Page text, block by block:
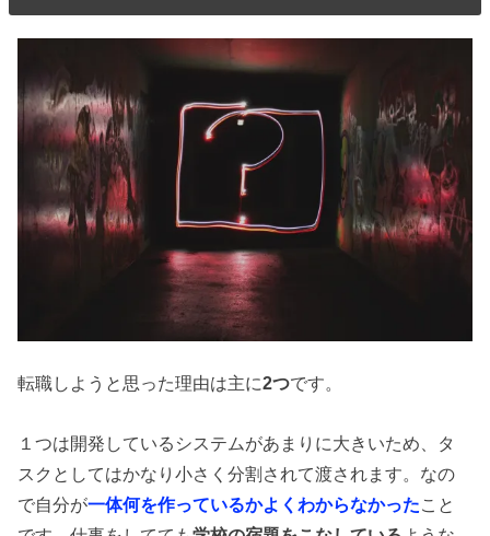
転職しようと思った理由は主に2つです。
１つは開発しているシステムがあまりに大きいため、タ
スクとしてはかなり小さく分割されて渡されます。なの
で自分が一体何を作っているかよくわからなかったこと